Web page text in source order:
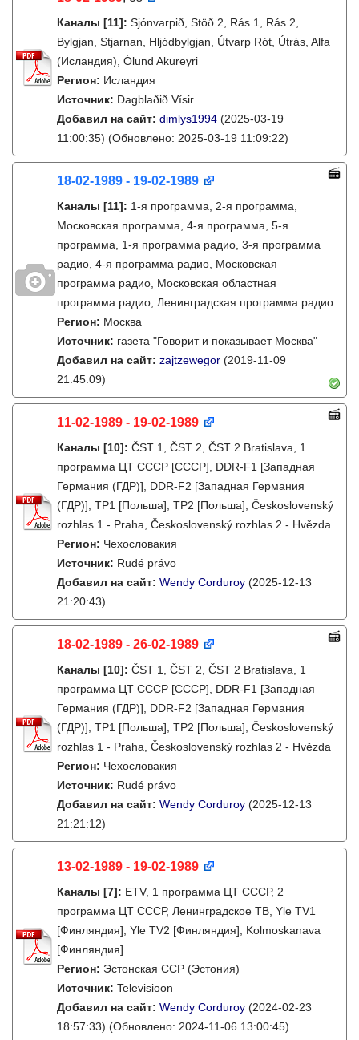
Каналы [11]: Sjónvarpið, Stöð 2, Rás 1, Rás 2,
Bylgjan, Stjarnan, Hljódbylgjan, Útvarp Rót, Útrás, Alfa
(Исландия), Ólund Akureyri
Регион: Исландия
Источник: Dagblaðið Vísir
Добавил на сайт: dimlys1994 (2025-03-19
11:00:35) (Обновлено: 2025-03-19 11:09:22)
18-02-1989 - 19-02-1989
Каналы [11]: 1-я программа, 2-я программа,
Московская программа, 4-я программа, 5-я
программа, 1-я программа радио, 3-я программа
радио, 4-я программа радио, Московская
программа радио, Московская областная
программа радио, Ленинградская программа радио
Регион: Москва
Источник: газета "Говорит и показывает Москва"
Добавил на сайт: zajtzewegor (2019-11-09
21:45:09)
11-02-1989 - 19-02-1989
Каналы [10]: ČST 1, ČST 2, ČST 2 Bratislava, 1
программа ЦТ СССР [СССР], DDR-F1 [Западная
Германия (ГДР)], DDR-F2 [Западная Германия
(ГДР)], TP1 [Польша], TP2 [Польша], Československý
rozhlas 1 - Praha, Československý rozhlas 2 - Hvězda
Регион: Чехословакия
Источник: Rudé právo
Добавил на сайт: Wendy Corduroy (2025-12-13
21:20:43)
18-02-1989 - 26-02-1989
Каналы [10]: ČST 1, ČST 2, ČST 2 Bratislava, 1
программа ЦТ СССР [СССР], DDR-F1 [Западная
Германия (ГДР)], DDR-F2 [Западная Германия
(ГДР)], TP1 [Польша], TP2 [Польша], Československý
rozhlas 1 - Praha, Československý rozhlas 2 - Hvězda
Регион: Чехословакия
Источник: Rudé právo
Добавил на сайт: Wendy Corduroy (2025-12-13
21:21:12)
13-02-1989 - 19-02-1989
Каналы [7]: ETV, 1 программа ЦТ СССР, 2
программа ЦТ СССР, Ленинградское ТВ, Yle TV1
[Финляндия], Yle TV2 [Финляндия], Kolmoskanava
[Финляндия]
Регион: Эстонская ССР (Эстония)
Источник: Televisioon
Добавил на сайт: Wendy Corduroy (2024-02-23
18:57:33) (Обновлено: 2024-11-06 13:00:45)